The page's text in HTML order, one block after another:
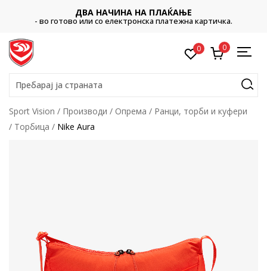
ДВА НАЧИНА НА ПЛАЌАЊЕ
- во готово или со електронска платежна картичка.
0 0
Пребарај ја страната
Sport Vision Производи Опрема
Ранци, торби и куфери
Торбица
Nike Aura